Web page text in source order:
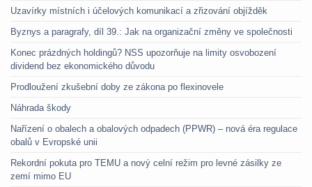
Uzavírky místních i účelových komunikací a zřizování objížděk
Byznys a paragrafy, díl 39.: Jak na organizační změny ve společnosti
Konec prázdných holdingů? NSS upozorňuje na limity osvobození
dividend bez ekonomického důvodu
Prodloužení zkušební doby ze zákona po flexinovele
Náhrada škody
Nařízení o obalech a obalových odpadech (PPWR) – nová éra regulace
obalů v Evropské unii
Rekordní pokuta pro TEMU a nový celní režim pro levné zásilky ze
zemí mimo EU